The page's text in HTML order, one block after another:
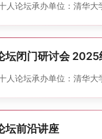
人论坛 承办单位：清
全球经济
人论坛 承办单位：清
坛前沿讲座